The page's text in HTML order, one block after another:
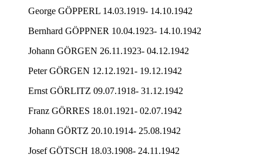
George GÖPPERL 14.03.1919- 14.10.1942
Bernhard GÖPPNER 10.04.1923- 14.10.1942
Johann GÖRGEN 26.11.1923- 04.12.1942
Peter GÖRGEN 12.12.1921- 19.12.1942
Ernst GÖRLITZ 09.07.1918- 31.12.1942
Franz GÖRRES 18.01.1921- 02.07.1942
Johann GÖRTZ 20.10.1914- 25.08.1942
Josef GÖTSCH 18.03.1908- 24.11.1942